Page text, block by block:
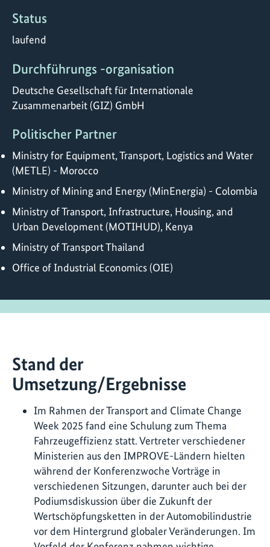
Status
laufend
Durchführungs -organisation
Deutsche Gesellschaft für Internationale
Zusammenarbeit (GIZ) GmbH
Politischer Partner
Ministry for Equipment, Transport, Logistics and Water
(METLE) - Morocco
Ministry of Mining and Energy (MinEnergia) - Colombia
Ministry of Transport, Infrastructure, Housing, and
Urban Development (MOTIHUD), Kenya
Ministry of Transport Thailand
Office of Industrial Economics (OIE)
Stand der
Umsetzung/Ergebnisse
Im Rahmen der Transport and Climate Change
Week 2025 fand eine Schulung zum Thema
Fahrzeugeffizienz statt. Vertreter verschiedener
Ministerien aus den IMPROVE-Ländern hielten
während der Konferenzwoche Vorträge in
verschiedenen Sitzungen, darunter auch bei der
Podiumsdiskussion über die Zukunft der
Wertschöpfungsketten in der Automobilindustrie
vor dem Hintergrund globaler Veränderungen. Im